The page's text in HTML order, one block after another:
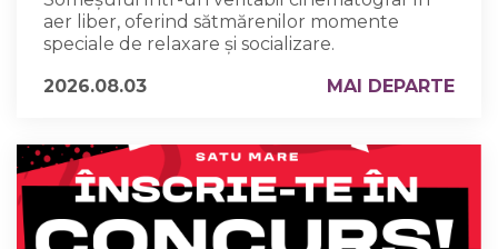
aer liber, oferind sătmărenilor momente
speciale de relaxare și socializare.
2026.08.03
MAI DEPARTE